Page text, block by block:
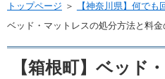
トップページ ＞ 【神奈川県】何で
ベッド・マットレスの処分方法と料金
【箱根町】ベッド